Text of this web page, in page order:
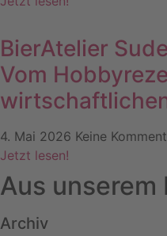
BierAtelier
Vom
4. Mai 2026 Keine
Jetzt lesen!
Aus unserem
Archiv